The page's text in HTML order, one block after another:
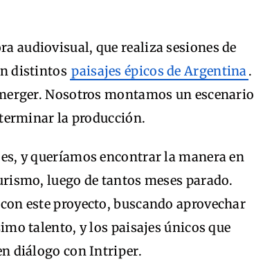
audiovisual, que realiza sesiones de
distintos paisajes épicos de Argentina.
Nosotros montamos un escenario
la producción.
y queríamos encontrar la manera en
luego de tantos meses parado.
este proyecto, buscando aprovechar
talento, y los paisajes únicos que
diálogo con Intriper.